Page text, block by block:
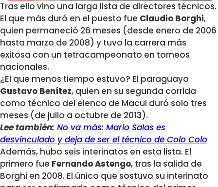
Tras ello vino una larga lista de directores técnicos.
El que más duró en el puesto fue Claudio Borghi,
quien permaneció 26 meses (desde enero de 2006
hasta marzo de 2008) y tuvo la carrera más
exitosa con un tetracampeonato en torneos
nacionales.
¿El que menos tiempo estuvo? El paraguayo
Gustavo Benítez, quien en su segunda corrida
como técnico del elenco de Macul duró solo tres
meses (de julio a octubre de 2013).
Lee también: No va más: Mario Salas es
desvinculado y deja de ser el técnico de Colo Colo
Además, hubo seis interinatos en esta lista. El
primero fue Fernando Astengo, tras la salida de
Borghi en 2008. El único que sostuvo su interinato